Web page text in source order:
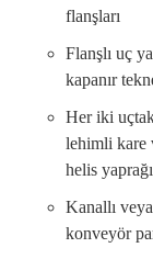
flanşları
Flanşlı uç
kapanır
Her iki
lehimli kare
helis yaprağı
Kanallı
konveyör